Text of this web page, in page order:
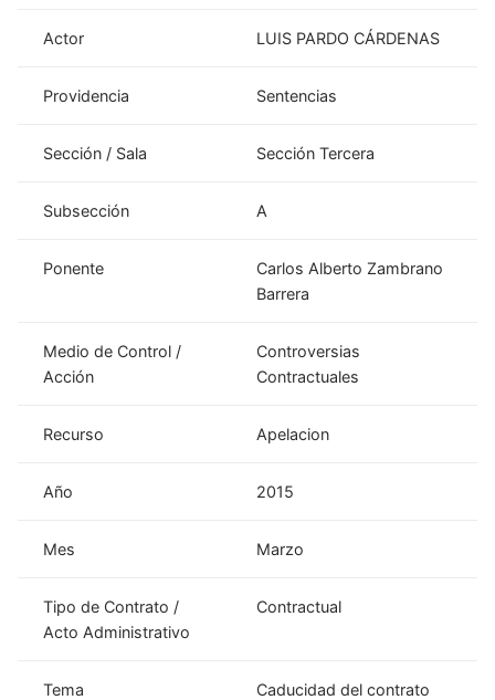
Actor LUIS PARDO CÁRDENAS
Providencia Sentencias
Sección / Sala Sección Tercera
Subsección A
Ponente
Carlos Alberto Zambrano
Barrera
Medio de Control /
Acción
Controversias
Contractuales
Recurso Apelacion
Año 2015
Mes Marzo
Tipo de Contrato /
Acto Administrativo
Contractual
Tema Caducidad del contrato